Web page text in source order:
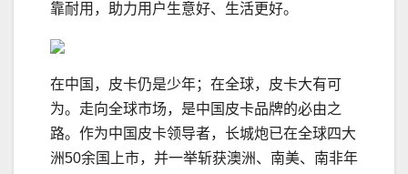
靠耐用，助力用户生意好、生活更好。
在中国，皮卡仍是少年；在全球，皮卡大有可
为。走向全球市场，是中国皮卡品牌的必由之
路。作为中国皮卡领导者，长城炮已在全球四大
洲50余国上市，并一举斩获澳洲、南美、南非年